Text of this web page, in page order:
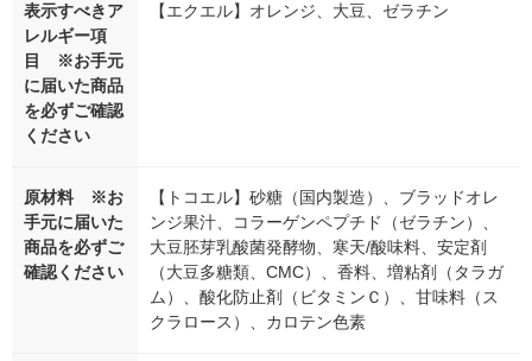
表示すべきア
レルギー項
目 ※お手元
に届いた商品
を必ずご確認
ください
【エクエル】オレンジ、大豆、ゼラチン
原材料 ※お
手元に届いた
商品を必ずご
確認ください
【トコエル】砂糖（国内製造）、ブラッドオレ
ンジ果汁、コラーゲンペプチド（ゼラチン）、
大豆胚芽乳酸菌発酵物、寒天/酸味料、安定剤
（大豆多糖類、CMC）、香料、増粘剤（タラガ
ム）、酸化防止剤（ビタミンＣ）、甘味料（ス
クラロース）、カロテン色素